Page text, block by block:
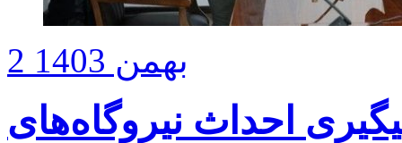
2 بهمن 1403
احداث نیروگاه‌های